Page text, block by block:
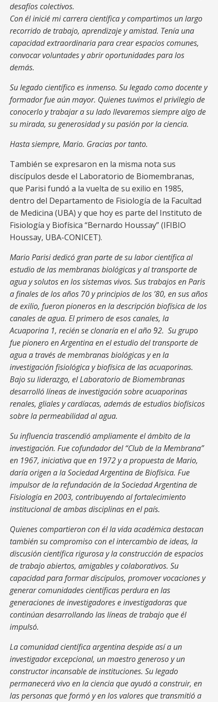
desafíos colectivos.
Con él inicié mi carrera científica y compartimos un largo
recorrido de trabajo, aprendizaje y amistad. Tenía una
capacidad extraordinaria para crear espacios comunes,
convocar voluntades y abrir oportunidades para los
demás.
Su legado científico es inmenso. Su legado como docente y
formador fue aún mayor. Quienes tuvimos el privilegio de
conocerlo y trabajar a su lado llevaremos siempre algo de
su mirada, su generosidad y su pasión por la ciencia.
Hasta siempre, Mario. Gracias por tanto.
También se expresaron en la misma nota sus
discípulos desde el Laboratorio de Biomembranas,
que Parisi fundó a la vuelta de su exilio en 1985,
dentro del Departamento de Fisiología de la Facultad
de Medicina (UBA) y que hoy es parte del Instituto de
Fisiología y Biofísica “Bernardo Houssay” (IFIBIO
Houssay, UBA-CONICET).
Mario Parisi dedicó gran parte de su labor científica al
estudio de las membranas biológicas y al transporte de
agua y solutos en los sistemas vivos. Sus trabajos en Paris
a finales de los años ´70 y principios de los ’80, en sus años
de exilio, fueron pioneros en la descripción biofísica de los
canales de agua. El primero de esos canales, la
Acuaporina 1, recién se clonaría en el año ´92. Su grupo
fue pionero en Argentina en el estudio del transporte de
agua a través de membranas biológicas y en la
investigación fisiológica y biofísica de las acuaporinas.
Bajo su liderazgo, el Laboratorio de Biomembranas
desarrolló líneas de investigación sobre acuaporinas
renales, gliales y cardíacas, además de estudios biofísicos
sobre la permeabilidad al agua.
Su influencia trascendió ampliamente el ámbito de la
investigación. Fue cofundador del “Club de la Membrana”
en 1967, iniciativa que en 1972 y a propuesta de Mario,
daría origen a la Sociedad Argentina de Biofísica. Fue
impulsor de la refundación de la Sociedad Argentina de
Fisiología en 2003, contribuyendo al fortalecimiento
institucional de ambas disciplinas en el país.
Quienes compartieron con él la vida académica destacan
también su compromiso con el intercambio de ideas, la
discusión científica rigurosa y la construcción de espacios
de trabajo abiertos, amigables y colaborativos. Su
capacidad para formar discípulos, promover vocaciones y
generar comunidades científicas perdura en las
generaciones de investigadores e investigadoras que
continúan desarrollando las líneas de trabajo que él
impulsó.
La comunidad científica argentina despide así a un
investigador excepcional, un maestro generoso y un
constructor incansable de instituciones. Su legado
permanecerá vivo en la ciencia que ayudó a construir, en
las personas que formó y en los valores que transmitió a